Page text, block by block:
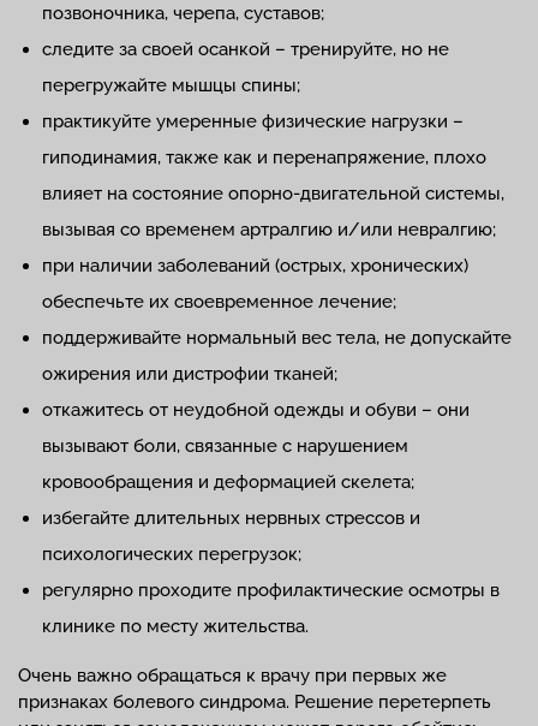
позвоночника, черепа, суставов;
следите за своей осанкой – тренируйте, но не
перегружайте мышцы спины;
практикуйте умеренные физические нагрузки –
гиподинамия, также как и перенапряжение, плохо
влияет на состояние опорно-двигательной системы,
вызывая со временем артралгию и/или невралгию;
при наличии заболеваний (острых, хронических)
обеспечьте их своевременное лечение;
поддерживайте нормальный вес тела, не допускайте
ожирения или дистрофии тканей;
откажитесь от неудобной одежды и обуви – они
вызывают боли, связанные с нарушением
кровообращения и деформацией скелета;
избегайте длительных нервных стрессов и
психологических перегрузок;
регулярно проходите профилактические осмотры в
клинике по месту жительства.
Очень важно обращаться к врачу при первых же
признаках болевого синдрома. Решение перетерпеть